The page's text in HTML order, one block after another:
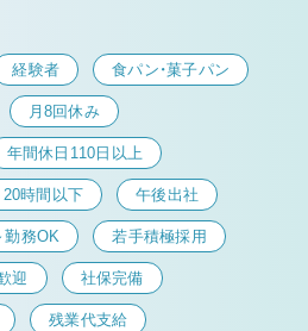
経験者 食パン・菓子パン
月8回休み
年間休日110日以上
時間以下 午後出社
勤務OK 若手積極採用
迎 社保完備
残業代支給